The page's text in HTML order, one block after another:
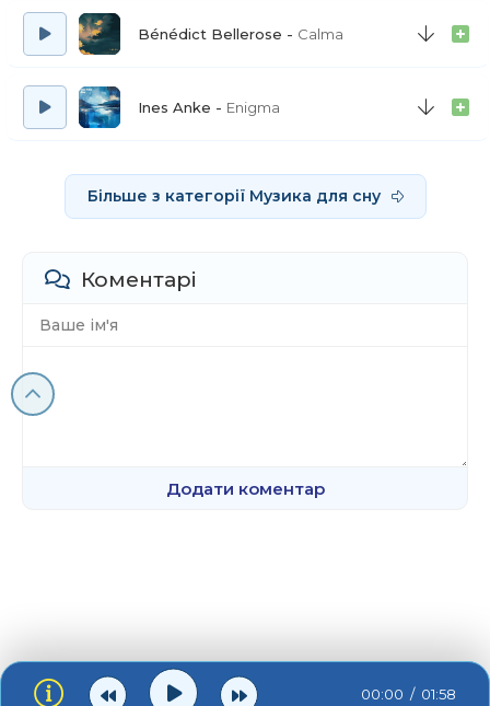
Bénédict Bellerose Calma
Ines Anke Enigma
Більше з категорії Музика для сну
Коментарі
Додати коментар
00:00 01:58